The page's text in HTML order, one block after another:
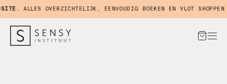
ALLES OVERZICHTELIJK, EENVOUDIG BOEKEN EN VLOT SHOPPEN IN